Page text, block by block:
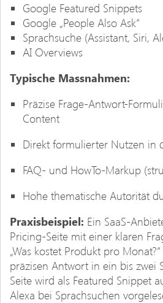
Google Featured Snippets
Google „People Also Ask“
Sprachsuche (Assistant, Siri,
AI Overviews
Typische Massnahmen:
Präzise Frage-Antwort-
Content
Direkt formulierter Nutzen in
FAQ- und HowTo-Markup
Hohe thematische Autorität
Praxisbeispiel: Ein SaaS-
Pricing-Seite mit einer klaren
„Was kostet Produkt pro
präzisen Antwort in ein bis zwei
Seite wird als Featured Snippet
Alexa bei Sprachsuchen